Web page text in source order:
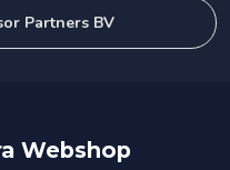
Partners BV
Webshop